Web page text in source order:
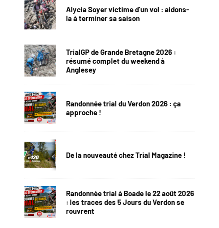
Alycia Soyer victime d’un vol : aidons-
la à terminer sa saison
TrialGP de Grande Bretagne 2026 :
résumé complet du weekend à
Anglesey
Randonnée trial du Verdon 2026 : ça
approche !
De la nouveauté chez Trial Magazine !
Randonnée trial à Boade le 22 août 2026
: les traces des 5 Jours du Verdon se
rouvrent